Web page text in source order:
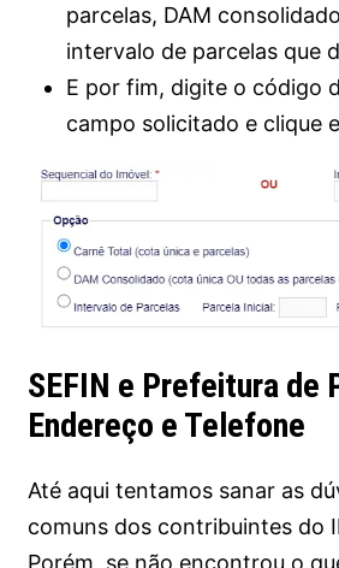
parcelas, DAM
intervalo de parcelas que
E por fim, digite o código
campo solicitado e clique
SEFIN e Prefeitura de
Endereço e Telefone
Até aqui tentamos sanar as
comuns dos contribuintes do